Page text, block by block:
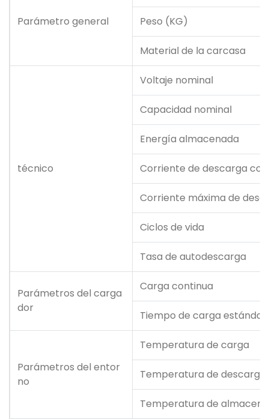
Parámetro general Peso (KG)
Material de la carcasa
técnico
Voltaje nominal
Capacidad nominal
Energía almacenada
Corriente de descarga
Corriente máxima de
Ciclos de vida
Tasa de autodescarga
Parámetros del carga
dor
Carga continua
Tiempo de carga estándar
Parámetros del entor
no
Temperatura de carga
Temperatura de descarga
Temperatura de